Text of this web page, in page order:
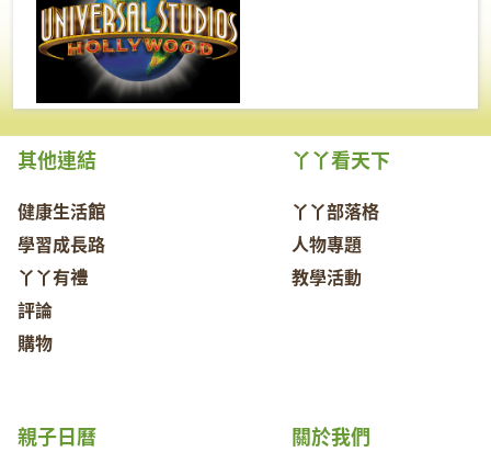
其他連結
健康生活館
學習成長路
丫丫有禮
評論
購物
丫丫看天下
丫丫部落格
人物專題
教學活動
關於我們
親子日曆